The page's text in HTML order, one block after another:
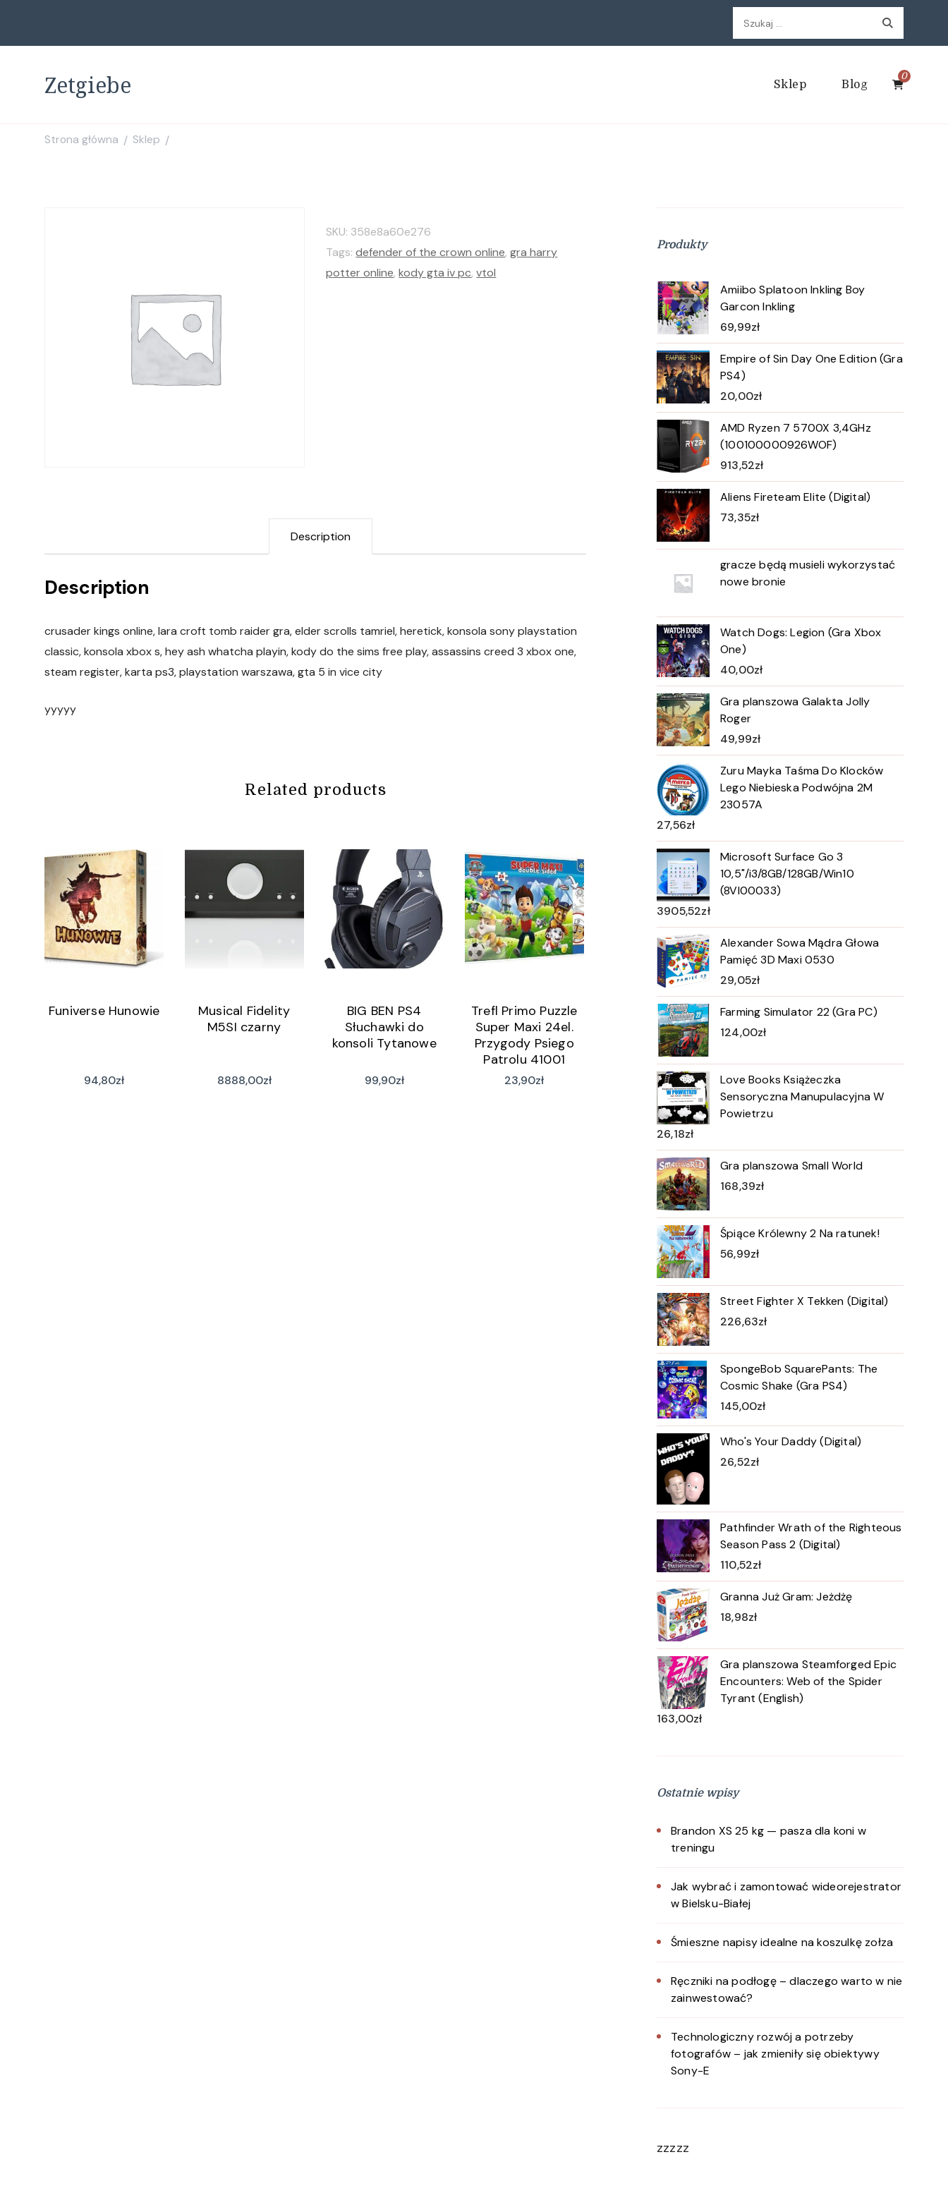
Szukaj:
Zetgiebe Sklep Blog
0
Strona główna / Sklep /
SKU: 358e8a60e276
Tags:defender of the crown online,gra harry
potter online,kody gta iv pc,vtol
Description
Description
crusader kings online, lara croft tomb raider gra, elder scrolls tamriel, heretick, konsola sony playstation
classic, konsola xbox s, hey ash whatcha playin, kody do the sims free play, assassins creed 3 xbox one,
steam register, karta ps3, playstation warszawa, gta 5 in vice city
yyyyy
Related products
Funiverse Hunowie
94,80zł
Musical Fidelity
M5SI czarny
8888,00zł
BIG BEN PS4
Słuchawki do
konsoli Tytanowe
99,90zł
Trefl Primo Puzzle
Super Maxi 24el.
Przygody Psiego
Patrolu 41001
23,90zł
Produkty
Amiibo Splatoon Inkling Boy
Garcon Inkling
69,99zł
Empire of Sin Day One Edition (Gra
PS4)
20,00zł
AMD Ryzen 7 5700X 3,4GHz
(100100000926WOF)
913,52zł
Aliens Fireteam Elite (Digital)
73,35zł
gracze będą musieli wykorzystać
nowe bronie
Watch Dogs: Legion (Gra Xbox
One)
40,00zł
Gra planszowa Galakta Jolly
Roger
49,99zł
Zuru Mayka Taśma Do Klocków
Lego Niebieska Podwójna 2M
23057A
27,56zł
Microsoft Surface Go 3
10,5"/i3/8GB/128GB/Win10
(8VI00033)
3905,52zł
Alexander Sowa Mądra Głowa
Pamięć 3D Maxi 0530
29,05zł
Farming Simulator 22 (Gra PC)
124,00zł
Love Books Książeczka
Sensoryczna Manupulacyjna W
Powietrzu
26,18zł
Gra planszowa Small World
168,39zł
Śpiące Królewny 2 Na ratunek!
56,99zł
Street Fighter X Tekken (Digital)
226,63zł
SpongeBob SquarePants: The
Cosmic Shake (Gra PS4)
145,00zł
Who's Your Daddy (Digital)
26,52zł
Pathfinder Wrath of the Righteous
Season Pass 2 (Digital)
110,52zł
Granna Już Gram: Jeżdżę
18,98zł
Gra planszowa Steamforged Epic
Encounters: Web of the Spider
Tyrant (English)
163,00zł
Ostatnie wpisy
Brandon XS 25 kg — pasza dla koni w
treningu
Jak wybrać i zamontować wideorejestrator
w Bielsku-Białej
Śmieszne napisy idealne na koszulkę zołza
Ręczniki na podłogę – dlaczego warto w nie
zainwestować?
Technologiczny rozwój a potrzeby
fotografów – jak zmieniły się obiektywy
Sony-E
zzzzz